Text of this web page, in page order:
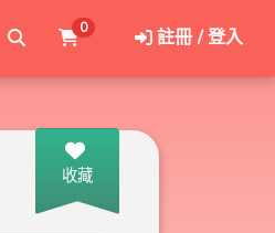
0 註冊 / 登入
收藏